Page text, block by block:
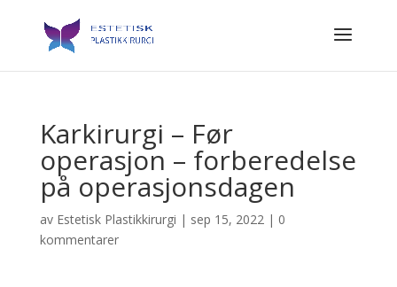
Karkirurgi – Før
operasjon – forberedelse
på operasjonsdagen
av Estetisk Plastikkirurgi | sep 15, 2022| 0
kommentarer